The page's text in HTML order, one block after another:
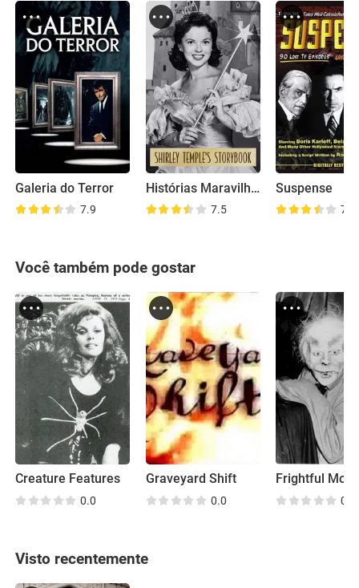
Galeria do Terror
7.9
Histórias Maravilhosas Bendix
7.5
Suspense
7.4
Você também pode gostar
Creature Features
0.0
Graveyard Shift
0.0
Frightful
0.0
Visto recentemente